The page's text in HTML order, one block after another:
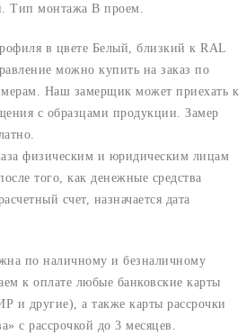
Тип монтажа В проем.
в цвете Белый, близкий к RAL
можно купить на заказ по
Наш замерщик может приехать к
с образцами продукции. Замер
физическим и юридическим лицам
того, как денежные средства
счет, назначается дата
по наличному и безналичному
к оплате любые банковские карты
и другие), а также карты рассрочки
с рассрочкой до 3 месяцев.